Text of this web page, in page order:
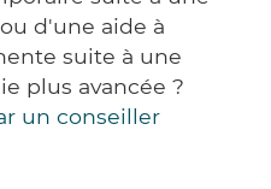
d'une aide à
suite à une
plus avancée ?
un conseiller